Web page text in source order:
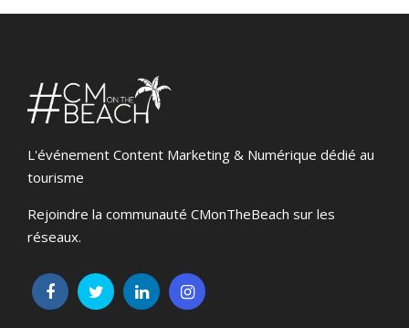
L'événement Content Marketing & Numérique dédié au
tourisme
Rejoindre la communauté CMonTheBeach sur les
réseaux.